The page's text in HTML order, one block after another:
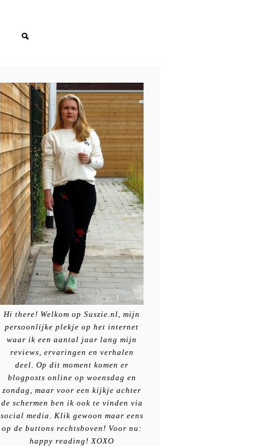
Hi there! Welkom op Suszie.nl, mijn
persoonlijke plekje op het internet
waar ik een aantal jaar lang mijn
reviews, ervaringen en verhalen
deel. Op dit moment komen er
blogposts online op woensdag en
zondag, maar voor een kijkje achter
de schermen ben ik ook te vinden via
social media. Klik gewoon maar eens
op de buttons rechtsboven! Voor nu:
happy reading! XOXO